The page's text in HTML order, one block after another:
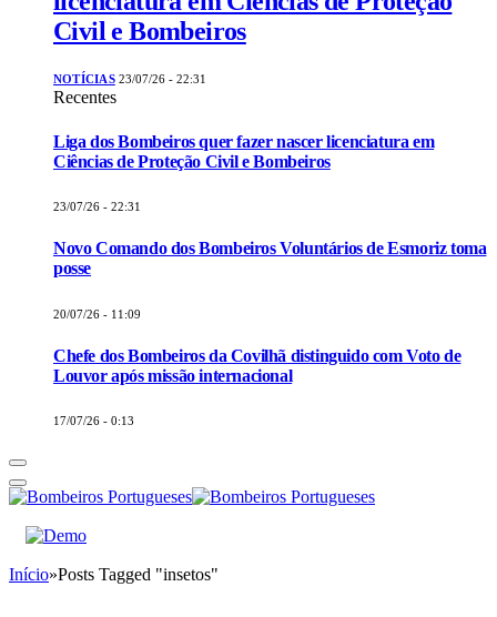
Civil e Bombeiros
NOTÍCIAS 23/07/26 - 22:31
Recentes
Liga dos Bombeiros quer fazer nascer licenciatura em
Ciências de Proteção Civil e Bombeiros
23/07/26 - 22:31
Novo Comando dos Bombeiros Voluntários de Esmoriz toma
posse
20/07/26 - 11:09
Chefe dos Bombeiros da Covilhã distinguido com Voto de
Louvor após missão internacional
17/07/26 - 0:13
Início»Posts Tagged "insetos"